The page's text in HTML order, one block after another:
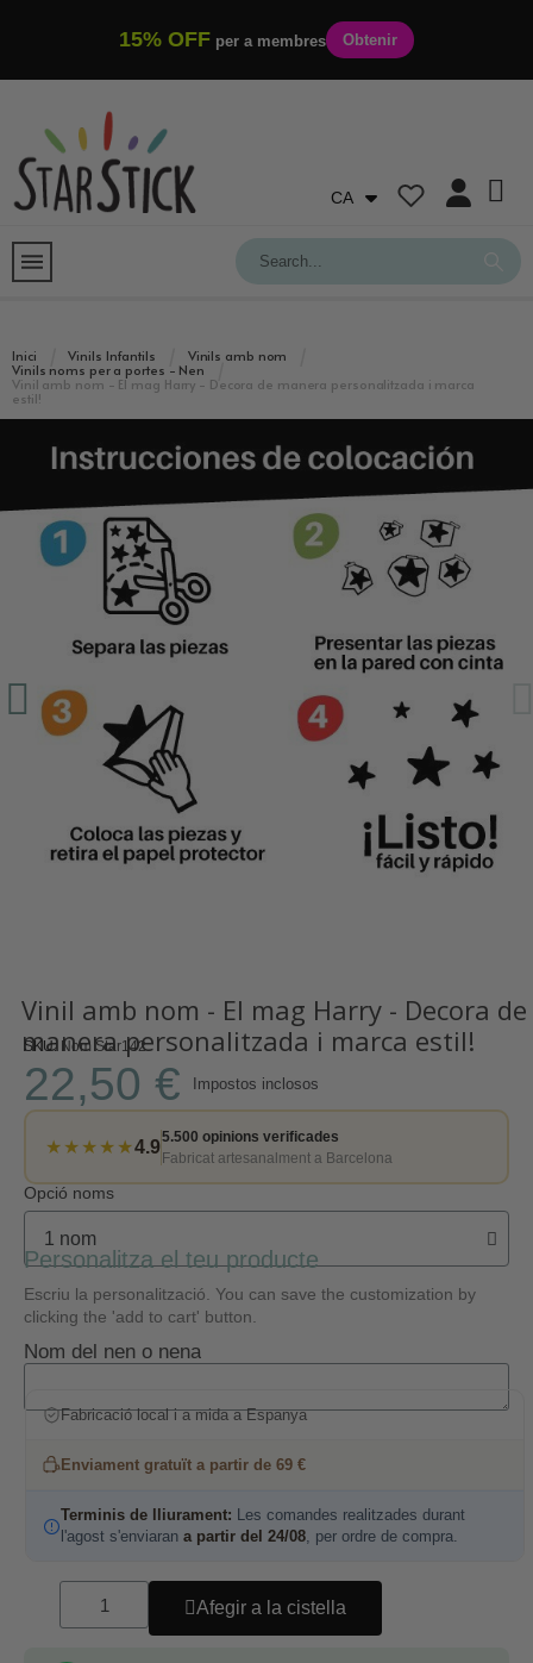
15% OFF per a membres Obtenir
CA
Inici Vinils Infantils
Vinils amb nom
Vinils noms per a portes - Nen
Vinil amb nom - El mag Harry - Decora de manera personalitzada i marca
estil!
Vinil amb nom - El mag Harry - Decora de
manera personalitzada i marca estil!
SKU Nom Star142
22,50 € Impostos inclosos
★★★★★4.9
5.500 opinions verificades
Fabricat artesanalment a Barcelona
Opció noms
Personalitza el teu producte
Escriu la personalització. You can save the customization by
clicking the 'add to cart' button.
Nom del nen o nena
Fabricació local i a mida a Espanya
Enviament gratuït a partir de 69 €
Terminis de lliurament: Les comandes realitzades durant
l'agost s'enviaran a partir del 24/08, per ordre de compra.
Afegir a la cistella